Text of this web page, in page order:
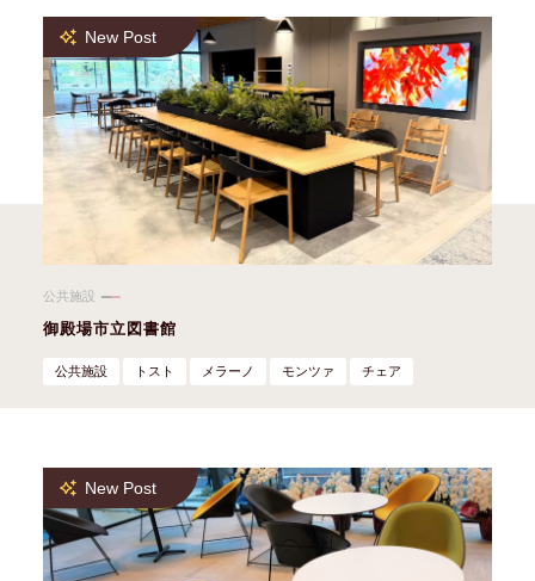
New Post
公共施設
御殿場市立図書館
公共施設 トスト メラーノ モンツァ チェア
New Post